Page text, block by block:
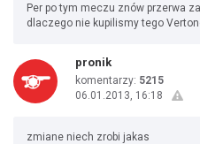
Per po tym meczu znów przerwa
dlaczego nie kupilismy tego
pronik
komentarzy: 5215
06.01.2013, 16:18
zmiane niech zrobi jakas